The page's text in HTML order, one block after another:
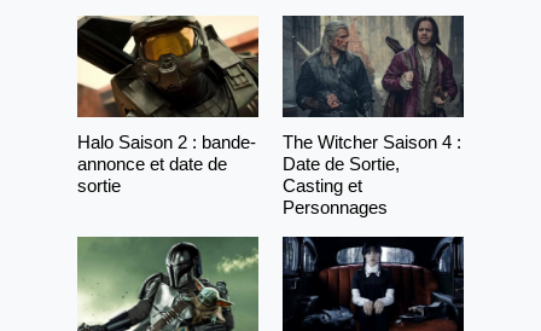
Halo Saison 2 : bande-
annonce et date de
sortie
The Witcher Saison 4 :
Date de Sortie,
Casting et
Personnages